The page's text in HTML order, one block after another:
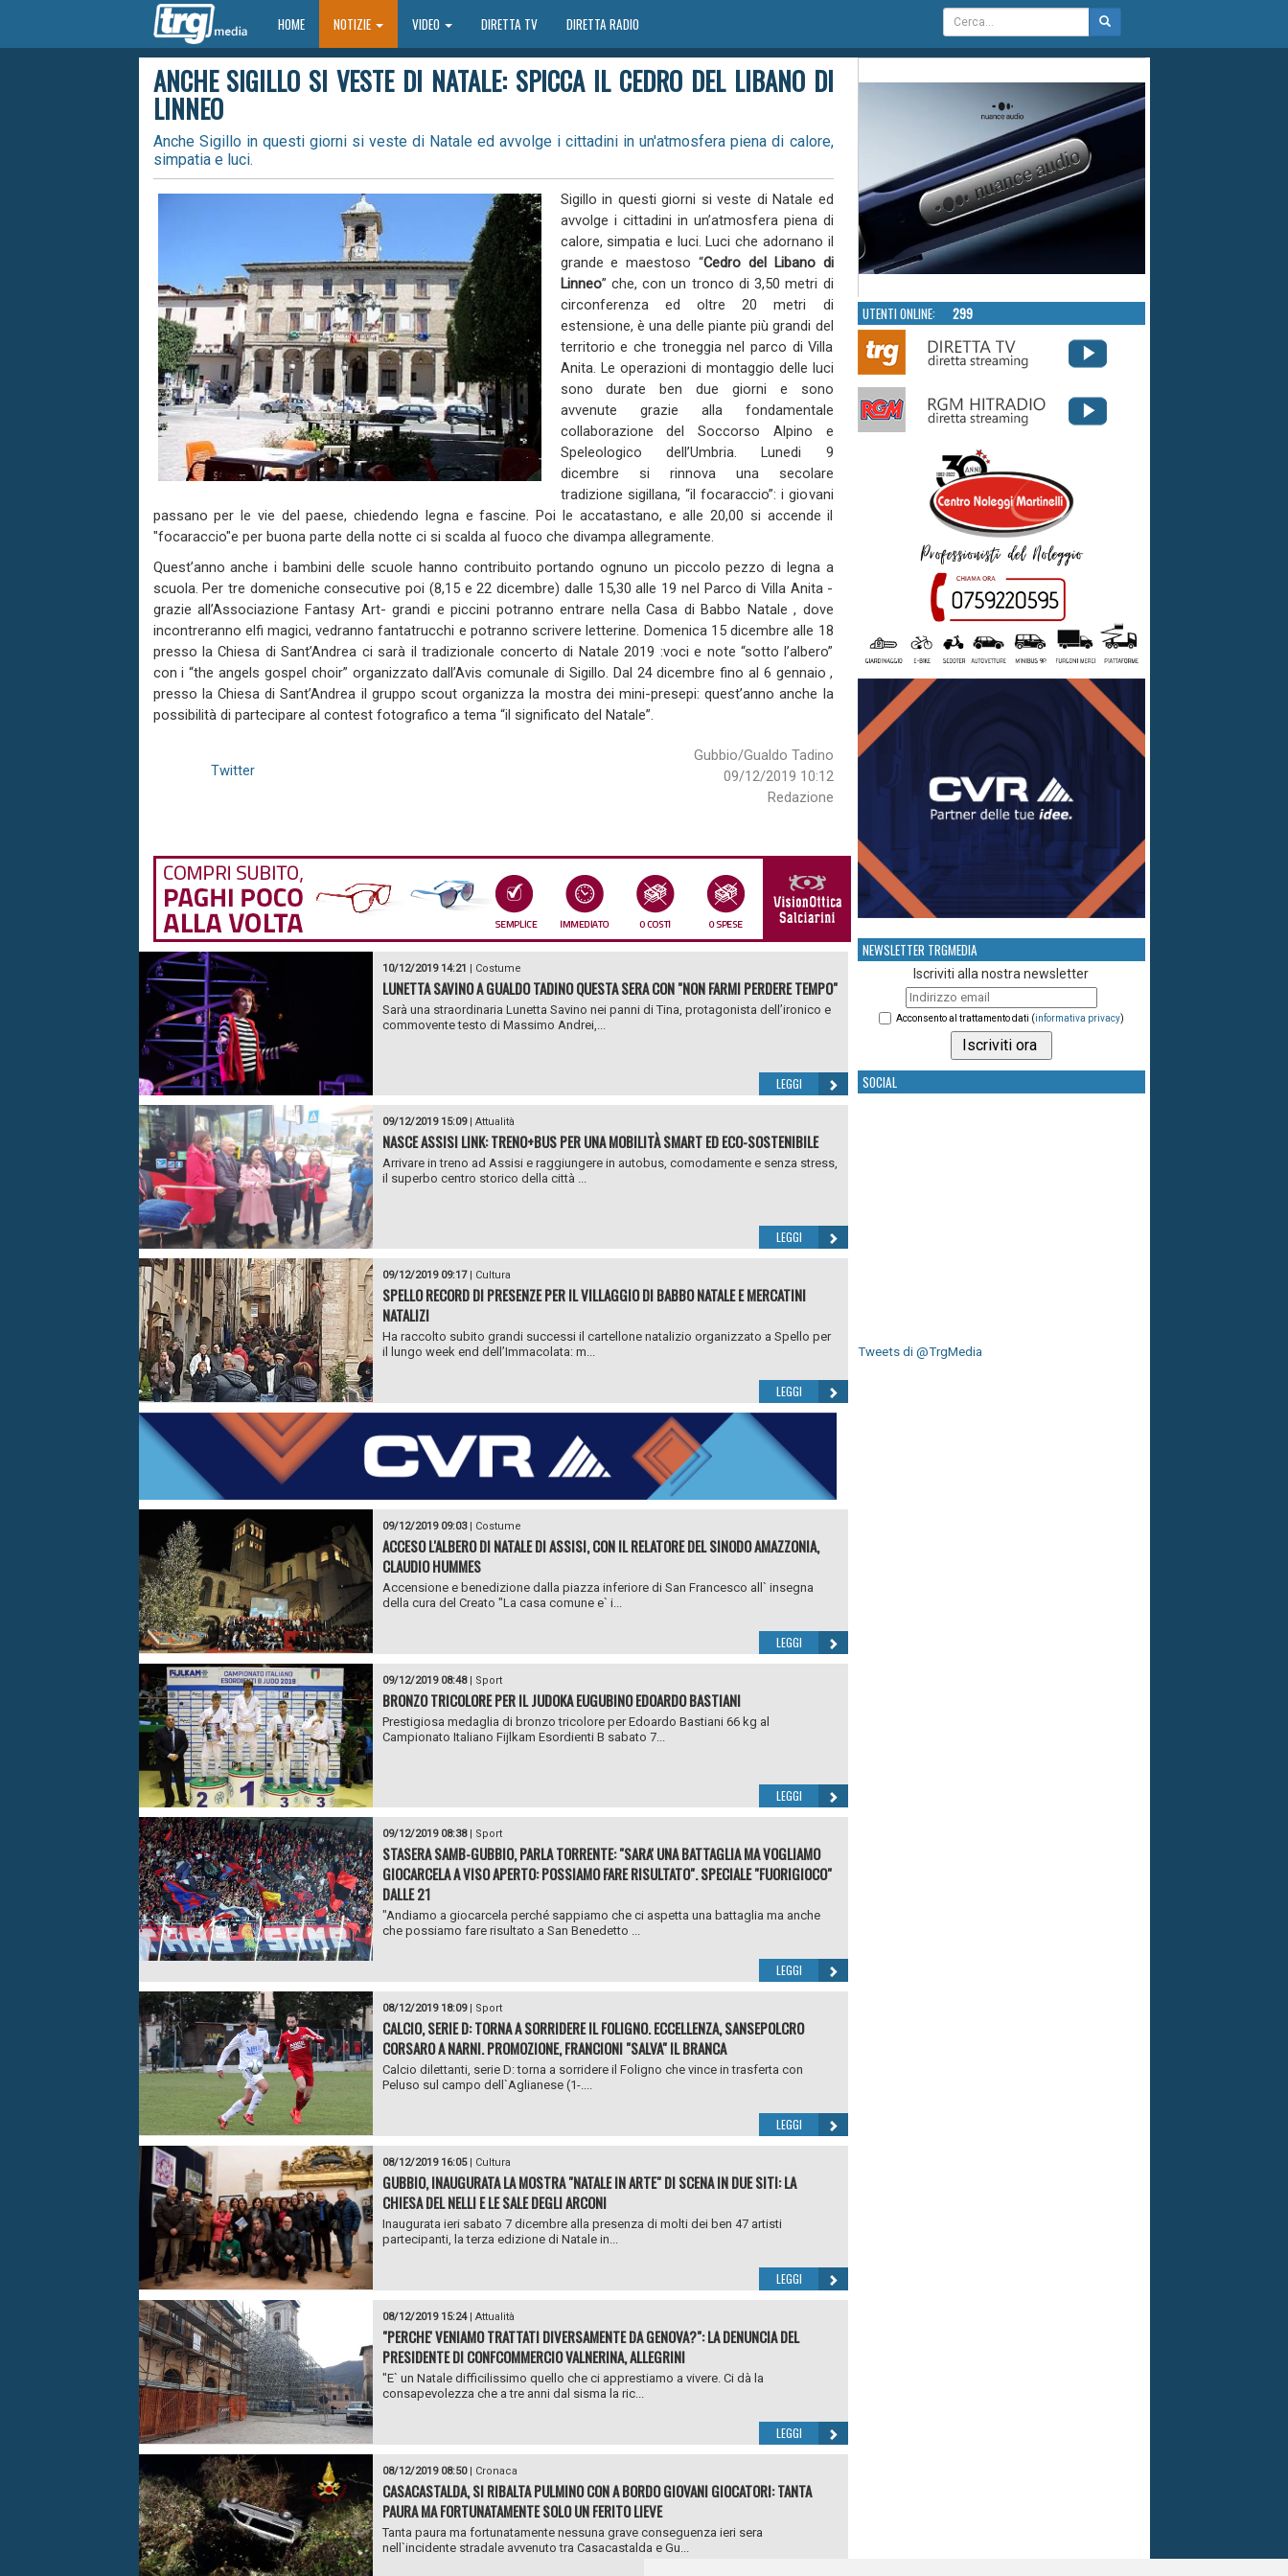
HOMEHOME NOTIZIE VIDEO DIRETTA TV DIRETTA RADIO
ANCHE SIGILLO SI VESTE DI NATALE: SPICCA IL CEDRO DEL LIBANO DI
LINNEO
Anche Sigillo in questi giorni si veste di Natale ed avvolge i cittadini in un'atmosfera piena di calore,
simpatia e luci.
Sigillo in questi giorni si veste di Natale ed
avvolge i cittadini in un’atmosfera piena di
calore, simpatia e luci. Luci che adornano il
grande e maestoso “Cedro del Libano di
Linneo” che, con un tronco di 3,50 metri di
circonferenza ed oltre 20 metri di
estensione, è una delle piante più grandi del
territorio e che troneggia nel parco di Villa
Anita. Le operazioni di montaggio delle luci
sono durate ben due giorni e sono
avvenute grazie alla fondamentale
collaborazione del Soccorso Alpino e
Speleologico dell’Umbria. Lunedi 9
dicembre si rinnova una secolare
tradizione sigillana, “il focaraccio”: i giovani
passano per le vie del paese, chiedendo legna e fascine. Poi le accatastano, e alle 20,00 si accende il
"focaraccio"e per buona parte della notte ci si scalda al fuoco che divampa allegramente.
Quest’anno anche i bambini delle scuole hanno contribuito portando ognuno un piccolo pezzo di legna a
scuola. Per tre domeniche consecutive poi (8,15 e 22 dicembre) dalle 15,30 alle 19 nel Parco di Villa Anita -
grazie all’Associazione Fantasy Art- grandi e piccini potranno entrare nella Casa di Babbo Natale , dove
incontreranno elfi magici, vedranno fantatrucchi e potranno scrivere letterine. Domenica 15 dicembre alle 18
presso la Chiesa di Sant’Andrea ci sarà il tradizionale concerto di Natale 2019 :voci e note “sotto l’albero”
con i “the angels gospel choir” organizzato dall’Avis comunale di Sigillo. Dal 24 dicembre fino al 6 gennaio ,
presso la Chiesa di Sant’Andrea il gruppo scout organizza la mostra dei mini-presepi: quest’anno anche la
possibilità di partecipare al contest fotografico a tema “il significato del Natale”.
Gubbio/Gualdo Tadino
09/12/2019 10:12
Redazione
Twitter
10/12/2019 14:21 | Costume
LUNETTA SAVINO A GUALDO TADINO QUESTA SERA CON "NON FARMI PERDERE TEMPO"
Sarà una straordinaria Lunetta Savino nei panni di Tina, protagonista dell’ironico e
commovente testo di Massimo Andrei,...
LEGGI
09/12/2019 15:09| Attualità
NASCE ASSISI LINK: TRENO+BUS PER UNA MOBILITÀ SMART ED ECO-SOSTENIBILE
Arrivare in treno ad Assisi e raggiungere in autobus, comodamente e senza stress,
il superbo centro storico della città ...
LEGGI
09/12/2019 09:17| Cultura
SPELLO RECORD DI PRESENZE PER IL VILLAGGIO DI BABBO NATALE E MERCATINI
NATALIZI
Ha raccolto subito grandi successi il cartellone natalizio organizzato a Spello per
il lungo week end dell’Immacolata: m...
LEGGI
09/12/2019 09:03| Costume
ACCESO L'ALBERO DI NATALE DI ASSISI, CON IL RELATORE DEL SINODO AMAZZONIA,
CLAUDIO HUMMES
Accensione e benedizione dalla piazza inferiore di San Francesco all` insegna
della cura del Creato "La casa comune e` i...
LEGGI
09/12/2019 08:48| Sport
BRONZO TRICOLORE PER IL JUDOKA EUGUBINO EDOARDO BASTIANI
Prestigiosa medaglia di bronzo tricolore per Edoardo Bastiani 66 kg al
Campionato Italiano Fijlkam Esordienti B sabato 7...
LEGGI
09/12/2019 08:38| Sport
STASERA SAMB-GUBBIO, PARLA TORRENTE: "SARA' UNA BATTAGLIA MA VOGLIAMO
GIOCARCELA A VISO APERTO: POSSIAMO FARE RISULTATO". SPECIALE "FUORIGIOCO"
DALLE 21
"Andiamo a giocarcela perché sappiamo che ci aspetta una battaglia ma anche
che possiamo fare risultato a San Benedetto ...
LEGGI
08/12/2019 18:09| Sport
CALCIO, SERIE D: TORNA A SORRIDERE IL FOLIGNO. ECCELLENZA, SANSEPOLCRO
CORSARO A NARNI. PROMOZIONE, FRANCIONI "SALVA" IL BRANCA
Calcio dilettanti, serie D: torna a sorridere il Foligno che vince in trasferta con
Peluso sul campo dell`Aglianese (1-....
LEGGI
08/12/2019 16:05| Cultura
GUBBIO, INAUGURATA LA MOSTRA "NATALE IN ARTE" DI SCENA IN DUE SITI: LA
CHIESA DEL NELLI E LE SALE DEGLI ARCONI
Inaugurata ieri sabato 7 dicembre alla presenza di molti dei ben 47 artisti
partecipanti, la terza edizione di Natale in...
LEGGI
08/12/2019 15:24| Attualità
"PERCHE' VENIAMO TRATTATI DIVERSAMENTE DA GENOVA?": LA DENUNCIA DEL
PRESIDENTE DI CONFCOMMERCIO VALNERINA, ALLEGRINI
"E` un Natale difficilissimo quello che ci apprestiamo a vivere. Ci dà la
consapevolezza che a tre anni dal sisma la ric...
LEGGI
08/12/2019 08:50| Cronaca
CASACASTALDA, SI RIBALTA PULMINO CON A BORDO GIOVANI GIOCATORI: TANTA
PAURA MA FORTUNATAMENTE SOLO UN FERITO LIEVE
Tanta paura ma fortunatamente nessuna grave conseguenza ieri sera
nell`incidente stradale avvenuto tra Casacastalda e Gu...
UTENTI ONLINE: 299
NEWSLETTER TRGMEDIA
Iscriviti alla nostra newsletter
Acconsento al trattamento dati (informativa privacy)
SOCIAL
Tweets di @TrgMedia